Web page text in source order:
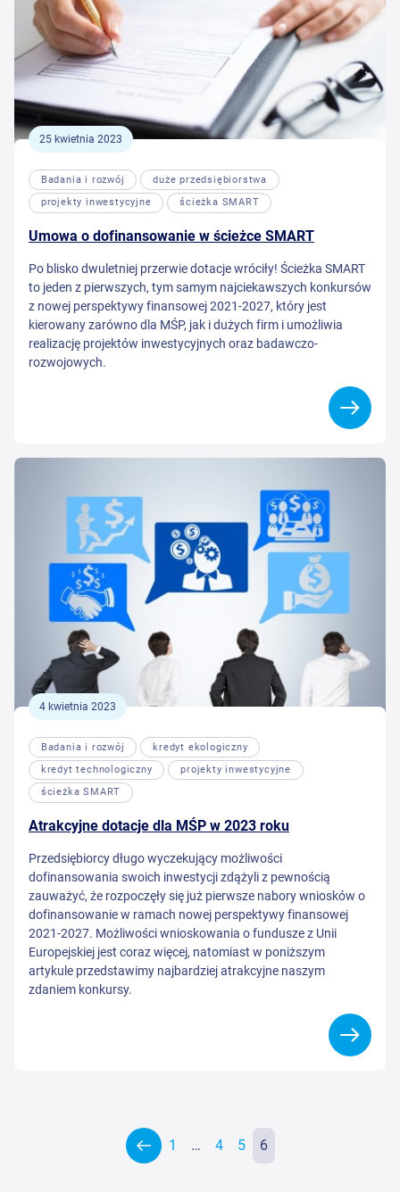
25 kwietnia 2023
Badania i rozwój
duże przedsiębiorstwa
projekty inwestycyjne
ścieżka SMART
Umowa o dofinansowanie w ścieżce SMART
Po blisko dwuletniej przerwie dotacje wróciły! Ścieżka SMART
to jeden z pierwszych, tym samym najciekawszych konkursów
z nowej perspektywy finansowej 2021-2027, który jest
kierowany zarówno dla MŚP, jak i dużych firm i umożliwia
realizację projektów inwestycyjnych oraz badawczo-
rozwojowych.
4 kwietnia 2023
Badania i rozwój
kredyt ekologiczny
kredyt technologiczny
projekty inwestycyjne
ścieżka SMART
Atrakcyjne dotacje dla MŚP w 2023 roku
Przedsiębiorcy długo wyczekujący możliwości
dofinansowania swoich inwestycji zdążyli z pewnością
zauważyć, że rozpoczęły się już pierwsze nabory wniosków o
dofinansowanie w ramach nowej perspektywy finansowej
2021-2027. Możliwości wnioskowania o fundusze z Unii
Europejskiej jest coraz więcej, natomiast w poniższym
artykule przedstawimy najbardziej atrakcyjne naszym
zdaniem konkursy.
1 … 4 5 6